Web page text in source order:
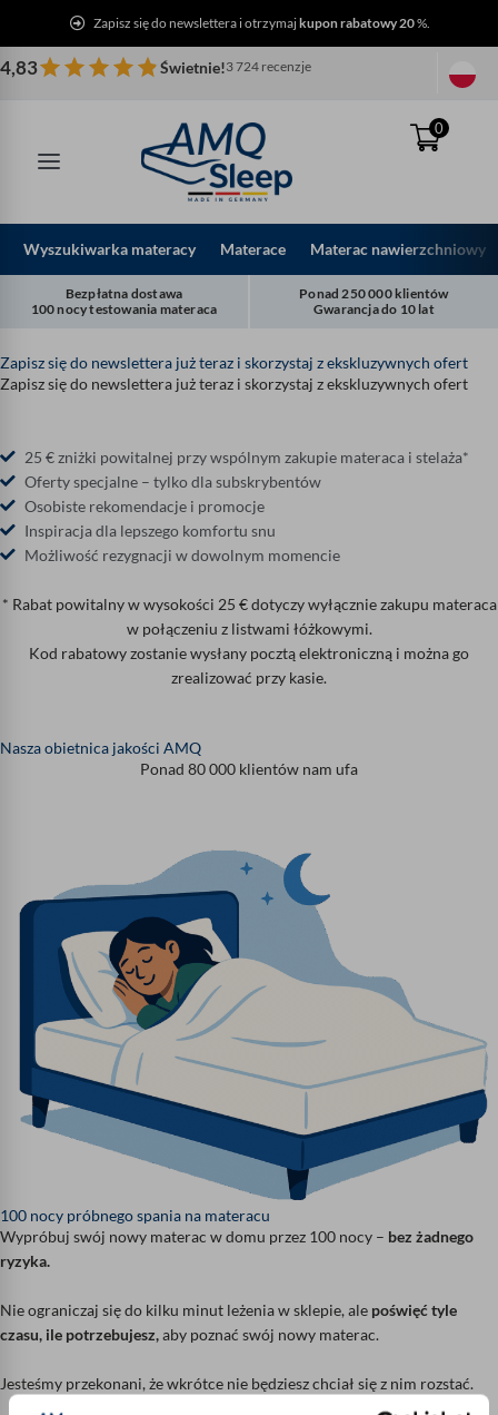
treści
Zapisz się do newslettera i otrzymajkupon rabatowy 20%.
4,83 Świetnie!3 724 recenzje
0
Wyszukiwarka materacy Materace Materac nawierzchniowy
Bezpłatna dostawa
100 nocy testowania materaca
Ponad 250 000 klientów
Gwarancja do 10 lat
Zapisz się do newslettera już teraz i skorzystaj z ekskluzywnych ofert
Zapisz się do newslettera już teraz i skorzystaj z ekskluzywnych ofert
25 € zniżki powitalnej przy wspólnym zakupie materaca i stelaża*
Oferty specjalne – tylko dla subskrybentów
Osobiste rekomendacje i promocje
Inspiracja dla lepszego komfortu snu
Możliwość rezygnacji w dowolnym momencie
* Rabat powitalny w wysokości 25 € dotyczy wyłącznie zakupu materaca
w połączeniu z listwami łóżkowymi.
Kod rabatowy zostanie wysłany pocztą elektroniczną i można go
zrealizować przy kasie.
Nasza obietnica jakości AMQ
Ponad 80 000 klientów nam ufa
100 nocy próbnego spania na materacu
Wypróbuj swój nowy materac w domu przez 100 nocy – bez żadnego
ryzyka.
Nie ograniczaj się do kilku minut leżenia w sklepie, ale poświęć tyle
czasu, ile potrzebujesz,aby poznać swój nowy materac.
Jesteśmy przekonani, że wkrótce nie będziesz chciał się z nim rozstać.